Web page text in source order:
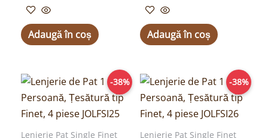
Adaugă în coș Adaugă în coș
-38%
Lenjerie Pat Single Finet
Prețul
inițial
a
fost:
159,00lei.
Prețul
curent
este:
99,00lei.
-38%
Lenjerie Pat Single Finet
Prețul
inițial
a
fost:
159,00lei.
Prețul
curent
este:
99,00lei.